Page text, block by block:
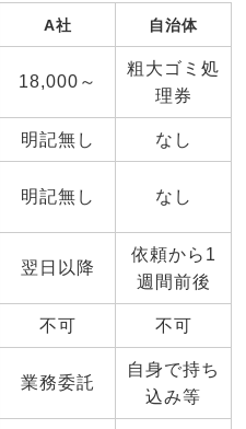
A社 自治体
18,000～
粗大ゴミ処
理券
明記無し なし
明記無し なし
翌日以降
依頼から1
週間前後
不可 不可
業務委託
自身で持ち
込み等